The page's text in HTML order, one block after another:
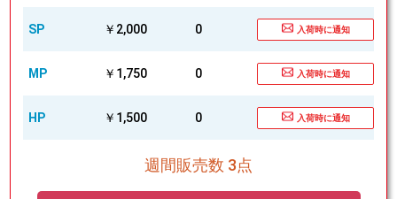
SP ￥2,000 0 入荷時に通知
MP ￥1,750 0 入荷時に通知
HP ￥1,500 0 入荷時に通知
週間販売数 3点